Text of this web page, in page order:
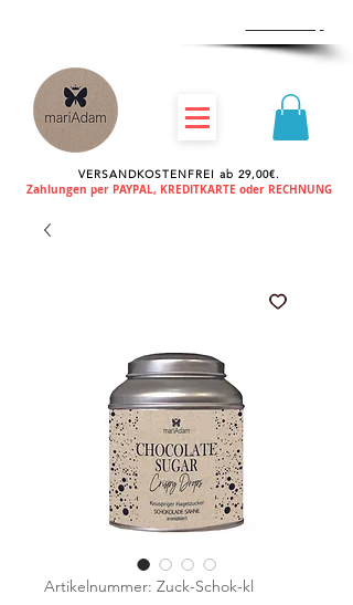
VERSANDKOSTENFREI ab 29,00€.
Zahlungen per PAYPAL, KREDITKARTE oder RECHNUNG
Artikelnummer: Zuck-Schok-kl